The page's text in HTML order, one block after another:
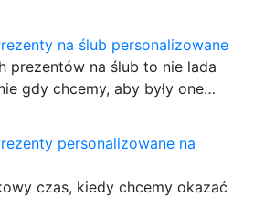
na ślub personalizowane
prezentów na ślub to nie lada
gdy chcemy, aby były one…
personalizowane na
czas, kiedy chcemy okazać